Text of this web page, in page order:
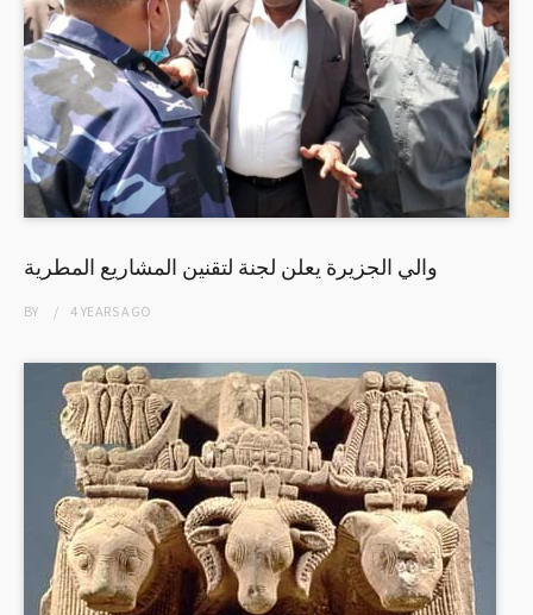
والي الجزيرة يعلن لجنة لتقنين المشاريع المطرية
BY 4 YEARSAGO